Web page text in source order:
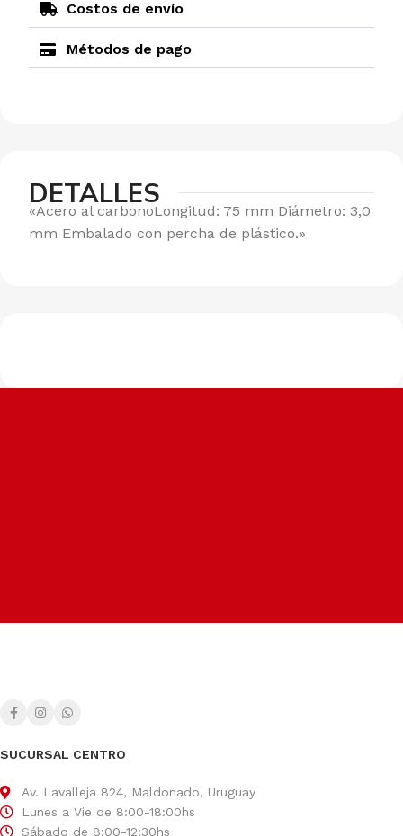
Costos de envío
Métodos de pago
DETALLES
«Acero al carbonoLongitud: 75 mm Diámetro: 3,0
mm Embalado con percha de plástico.»
SUCURSAL CENTRO
Av. Lavalleja 824, Maldonado, Uruguay
Lunes a Vie de 8:00-18:00hs
Sábado de 8:00-12:30hs